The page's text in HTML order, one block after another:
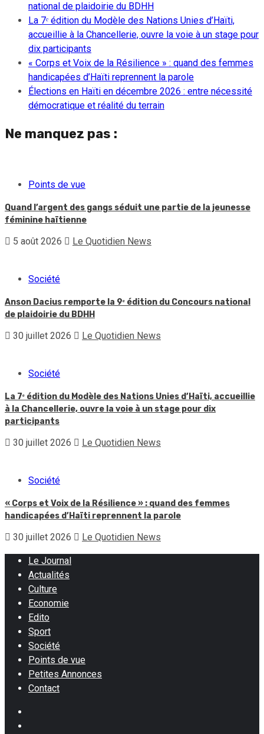
national de plaidoirie du BDHH
La 7ᵉ édition du Modèle des Nations Unies d’Haïti,
accueillie à la Chancellerie, ouvre la voie à un stage pour
dix participants
« Corps et Voix de la Résilience » : quand des femmes
handicapées d’Haïti reprennent la parole
Élections en Haïti en décembre 2026 : entre nécessité
démocratique et réalité du terrain
Ne manquez pas :
Points de vue
Quand l’argent des gangs séduit une partie de la jeunesse
féminine haïtienne
5 août 2026 Le Quotidien News
Société
Anson Dacius remporte la 9ᵉ édition du Concours national
de plaidoirie du BDHH
30 juillet 2026 Le Quotidien News
Société
La 7ᵉ édition du Modèle des Nations Unies d’Haïti, accueillie
à la Chancellerie, ouvre la voie à un stage pour dix
participants
30 juillet 2026 Le Quotidien News
Société
« Corps et Voix de la Résilience » : quand des femmes
handicapées d’Haïti reprennent la parole
30 juillet 2026 Le Quotidien News
Le Journal
Actualités
Culture
Economie
Edito
Sport
Société
Points de vue
Petites Annonces
Contact